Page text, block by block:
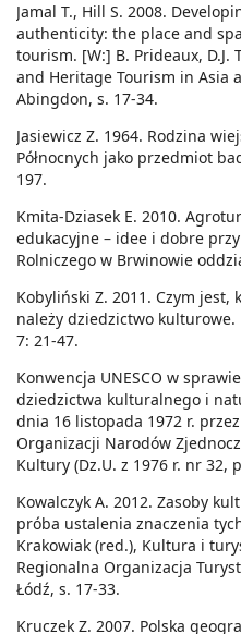
Jamal T., Hill S. 2008.
authenticity: the place and
tourism. [W:] B. Prideaux, D.J.
and Heritage Tourism in Asia
Abingdon, s. 17-34.
Jasiewicz Z. 1964. Rodzina
Północnych jako przedmiot
197.
Kmita-Dziasek E. 2010.
edukacyjne – idee i dobre
Rolniczego w Brwinowie
Kobyliński Z. 2011. Czym
należy dziedzictwo
7: 21-47.
Konwencja UNESCO w
dziedzictwa kulturalnego i
dnia 16 listopada 1972 r.
Organizacji Narodów
Kultury (Dz.U. z 1976 r. nr 32,
Kowalczyk A. 2012. Zasoby
próba ustalenia znaczenia
Krakowiak (red.), Kultura i
Regionalna Organizacja
Łódź, s. 17-33.
Kruczek Z. 2007. Polska